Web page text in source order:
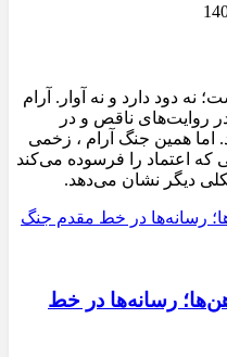
نه دود دارد و نه آوار. آرام
روایت‌های ناقص و در
اما همین جنگ آرام ، زخمی
اعتماد را فرسوده می‌کند
دیگر نشان می‌دهد.
رسانه‌ها در خط